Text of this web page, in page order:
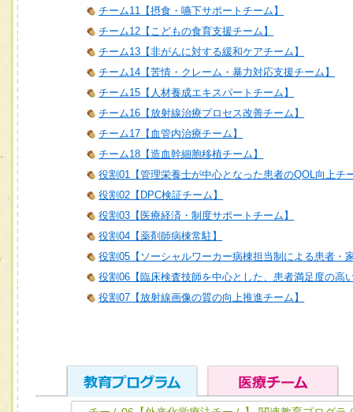
チーム11【摂食・嚥下サポートチーム】
チーム12【こどもの食育支援チーム】
チーム13【非がんに対する緩和ケアチーム】
チーム14【苦情・クレーム・暴力対応支援チーム】
チーム15【人材養成エキスパートチーム】
チーム16【放射線治療プロセス改善チーム】
チーム17【血管内治療チーム】
チーム18【造血幹細胞移植チーム】
役割01【管理栄養士が中心となった患者のQOL向上チ
役割02【DPC検証チーム】
役割03【医療経済・制度サポートチーム】
役割04【薬剤師病棟常駐】
役割05【ソーシャルワーカー病棟担当制による患者・
役割06【臨床検査技師を中心とした、患者満足度の高
役割07【放射線画像の質の向上推進チーム】